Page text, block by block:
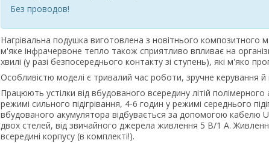
Без проводов!
Нагрівальна подушка виготовлена з новітнього композитного
м'яке інфрачервоне тепло також сприятливо впливає на
хвилі (у разі безпосереднього контакту зі ступень), які м'яко
Особливістю моделі є тривалий час роботи, зручне керування й
Працюють устілки від вбудованого всередину літій
режимі сильного підігрівання, 4-6 годин у режимі середнього
вбудованого акумулятора відбувається за допомогою кабелю
двох стелей, від звичайного джерела живлення 5 В/1 А.
всередині корпусу (в комплекті!).